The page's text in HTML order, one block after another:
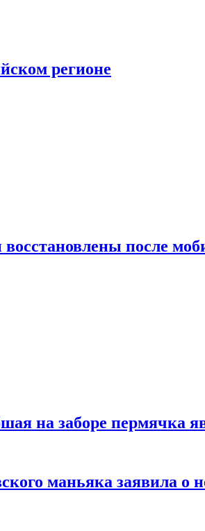
регионе
после
на заборе пермячка
маньяка заявила о